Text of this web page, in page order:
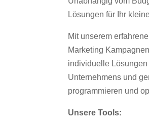
Lösungen für Ihr
Mit unserem
Marketing
individuelle
Unternehmens und
programmieren und
Unsere Tools: